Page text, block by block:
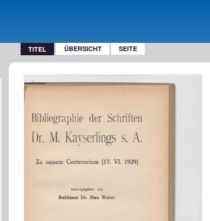
TITEL ÜBERSICHT SEITE